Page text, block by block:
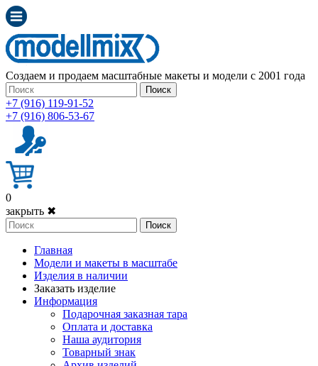
Создаем и продаем масштабные макеты и модели с 2001 года
Поиск
+7 (916) 119-91-52
+7 (916) 806-53-67
0
закрыть ✖
Поиск
Главная
Модели и макеты в масштабе
Изделия в наличии
Заказать изделие
Информация
Подарочная заказная тара
Оплата и доставка
Наша аудитория
Товарный знак